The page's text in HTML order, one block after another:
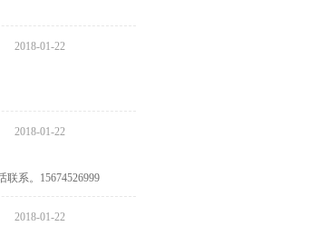
2018-01-22
2018-01-22
系。15674526999
2018-01-22